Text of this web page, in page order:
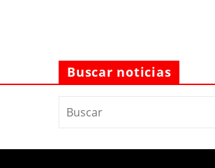
Buscar noticias